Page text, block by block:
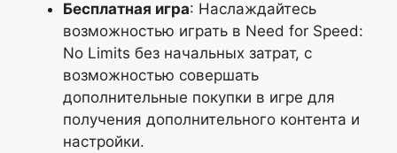
Бесплатная игра: Наслаждайтесь
возможностью играть в Need for Speed:
No Limits без начальных затрат, с
возможностью совершать
дополнительные покупки в игре для
получения дополнительного контента и
настройки.